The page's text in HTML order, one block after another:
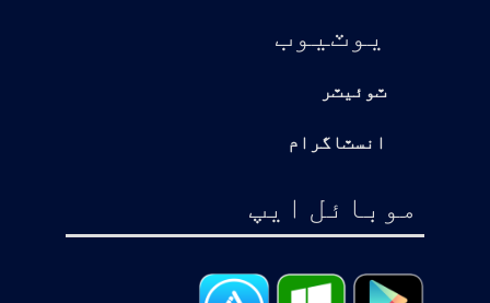
يوٽيوب
ٽوئيٽر
انسٽاگرام
موبائل ايپ